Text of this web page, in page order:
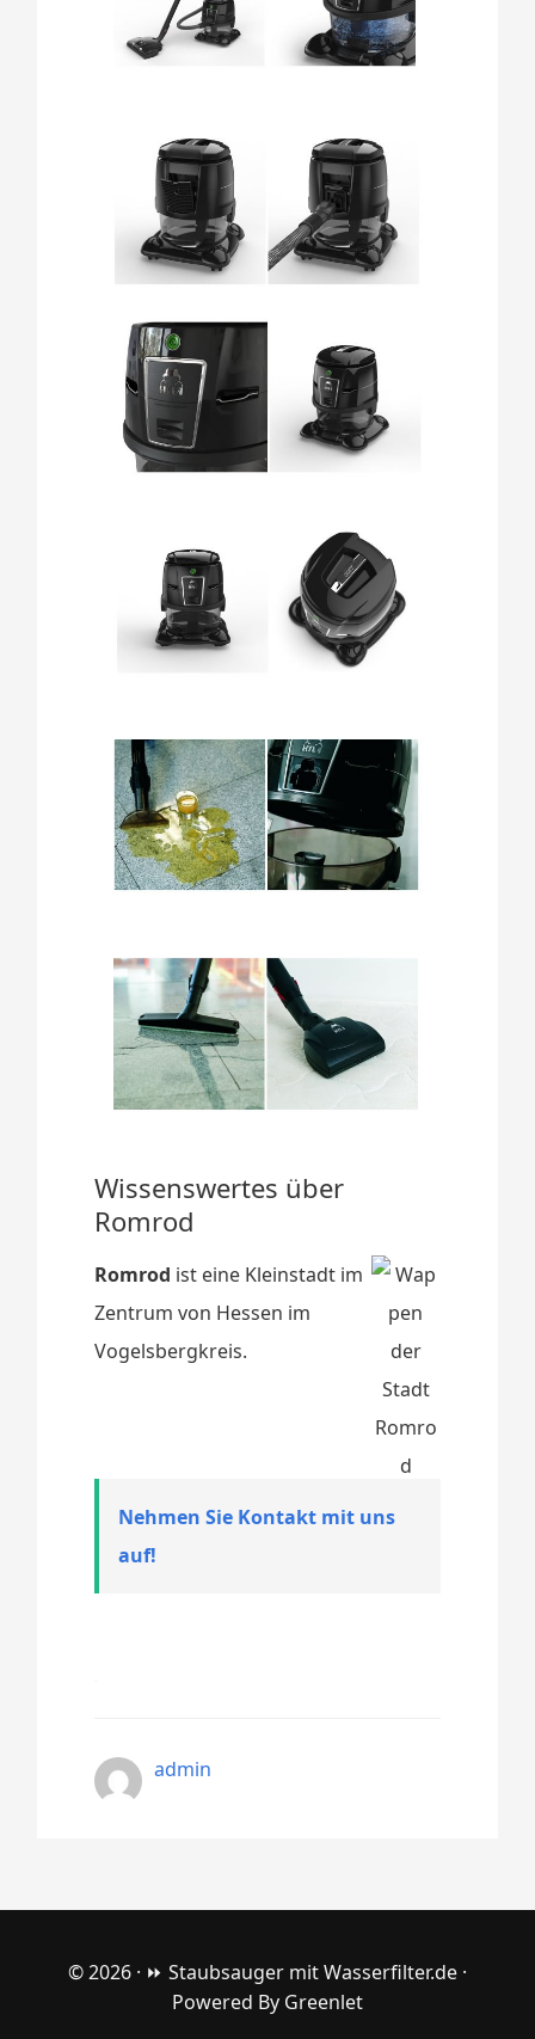
Wissenswertes über
Romrod
Romrod ist eine Kleinstadt im
Zentrum von Hessen im
Vogelsbergkreis.
Nehmen Sie Kontakt mit uns
auf!
admin
© 2026 · ⏩ Staubsauger mit Wasserfilter.de ·
Powered By Greenlet